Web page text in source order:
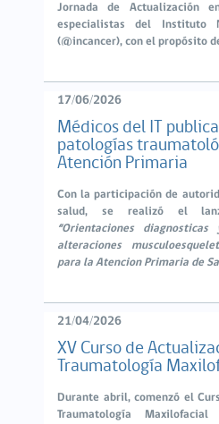
Jornada de Actualización
especialistas del Instituto
(@incancer), con el propósito
17/06/2026
Médicos del IT
patologías
Atención Primaria
Con la participación de
salud, se realizó el
“Orientaciones
alteraciones
para la Atencion Primaria de
21/04/2026
XV Curso de
Traumatología
Durante abril, comenzó el
Traumatología